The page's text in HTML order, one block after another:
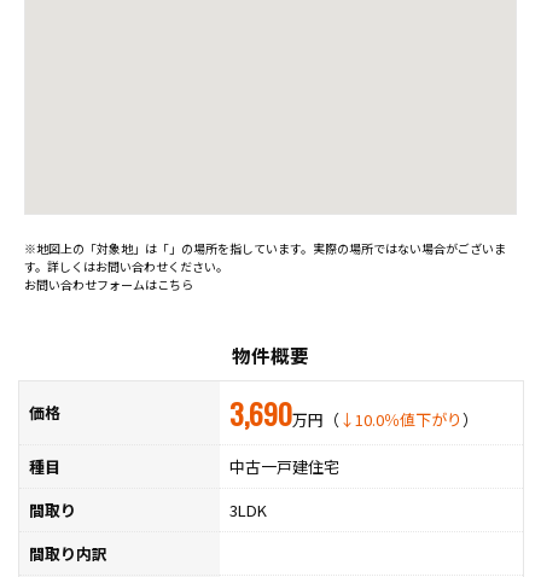
※地図上の「対象地」は「」の場所を指しています。実際の場所ではない場合がございま
す。詳しくはお問い合わせください。
お問い合わせフォームはこちら
物件概要
価格 3,690万円（↓10.0％値下がり）
種目
中古一戸建住宅
間取り
3LDK
間取り内訳